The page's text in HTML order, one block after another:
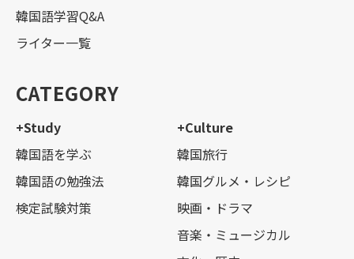
韓国語学習Q&A
ライター一覧
CATEGORY
+Study
韓国語を学ぶ
韓国語の勉強法
検定試験対策
+Culture
韓国旅行
韓国グルメ・レシピ
映画・ドラマ
音楽・ミュージカル